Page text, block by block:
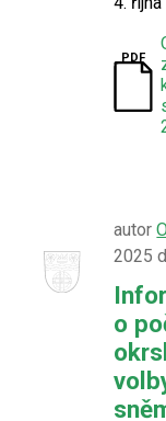
autor
2025
o